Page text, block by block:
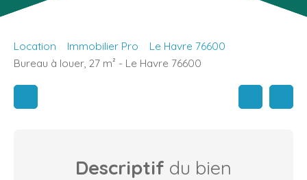
Location Immobilier Pro
Le Havre 76600
Bureau à louer, 27 m² - Le Havre 76600
Descriptif du bien